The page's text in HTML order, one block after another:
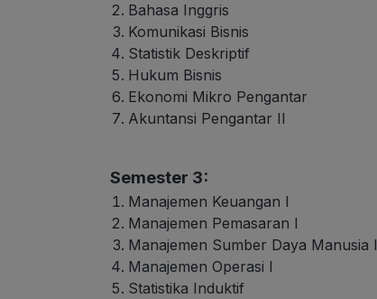
Bahasa Inggris
Komunikasi Bisnis
Statistik Deskriptif
Hukum Bisnis
Ekonomi Mikro Pengantar
Akuntansi Pengantar II
Semester 3:
Manajemen Keuangan I
Manajemen Pemasaran I
Manajemen Sumber Daya Manusia I
Manajemen Operasi I
Statistika Induktif